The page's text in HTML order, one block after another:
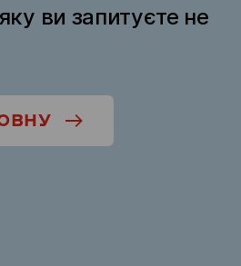
ви запитуєте не